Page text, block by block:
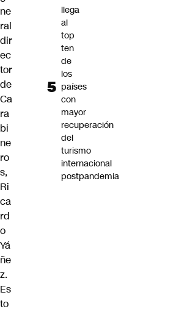
ne
ral
dir
ec
tor
de
Ca
ra
bi
ne
ro
s,
Ri
ca
rd
o
Yá
ñe
z.
Es
to
llega
al
top
ten
de
los
países
con
mayor
recuperación
del
turismo
internacional
postpandemia